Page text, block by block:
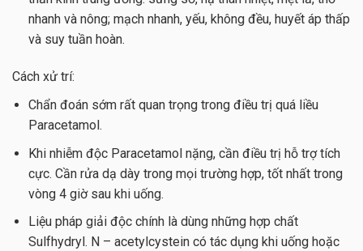
nhanh và nông; mạch nhanh, yếu, không đều, huyết áp thấp
và suy tuần hoàn.
Cách xử trí:
Chẩn đoán sớm rất quan trọng trong điều trị quá liều
Paracetamol.
Khi nhiễm độc Paracetamol nặng, cần điều trị hỗ trợ tích
cực. Cần rửa dạ dày trong mọi trường hợp, tốt nhất trong
vòng 4 giờ sau khi uống.
Liệu pháp giải độc chính là dùng những hợp chất
Sulfhydryl. N – acetylcystein có tác dụng khi uống hoặc